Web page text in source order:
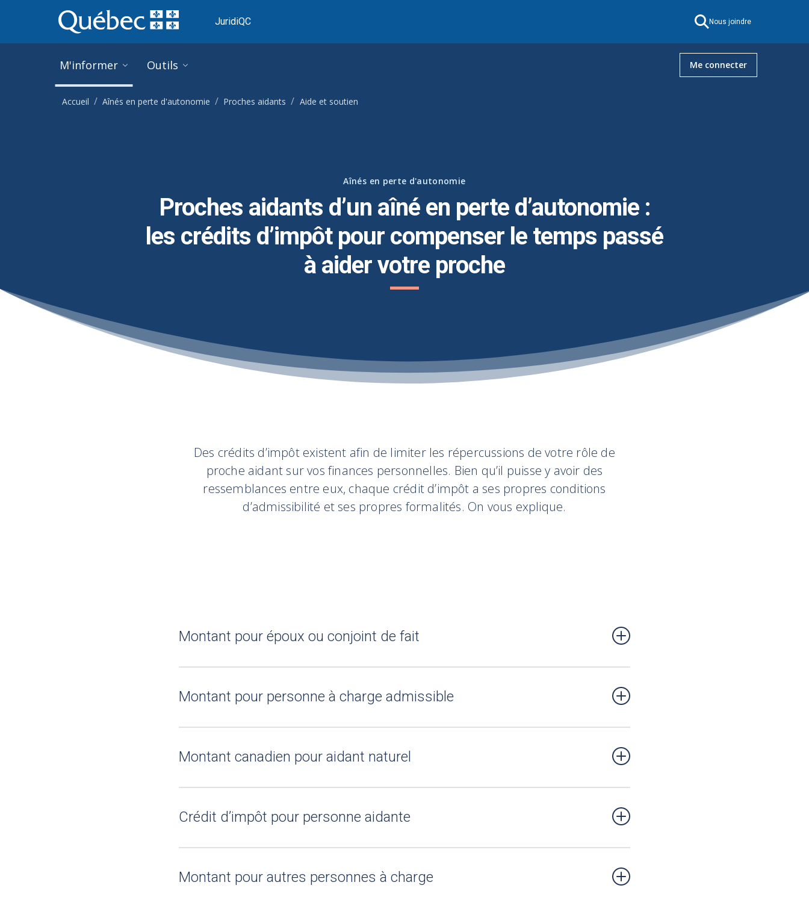
Ignorer et accéder à l'information générale
M'informer Outils
Accueil Aînés en perte d'autonomie Proches aidants Aide et soutien
Aînés en perte d'autonomie
Proches aidants d’un aîné en perte d’autonomie :
les crédits d’impôt pour compenser le temps passé
à aider votre proche
Des crédits d’impôt existent afin de limiter les répercussions de votre rôle de
proche aidant sur vos finances personnelles. Bien qu’il puisse y avoir des
ressemblances entre eux, chaque crédit d’impôt a ses propres conditions
d’admissibilité et ses propres formalités. On vous explique.
Montant pour époux ou conjoint de fait
Montant pour personne à charge admissible
Montant canadien pour aidant naturel
Crédit d’impôt pour personne aidante
Montant pour autres personnes à charge